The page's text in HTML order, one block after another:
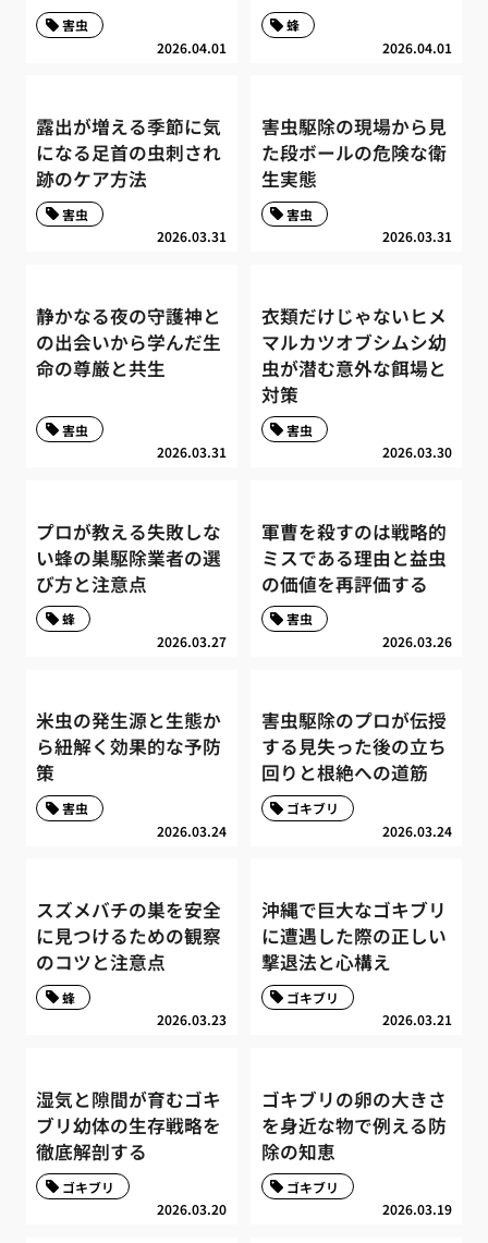
2026.04.01
害虫
2026.04.01
蜂
露出が増える季節に気
になる足首の虫刺され
跡のケア方法
2026.03.31
害虫
害虫駆除の現場から見
た段ボールの危険な衛
生実態
2026.03.31
害虫
静かなる夜の守護神と
の出会いから学んだ生
命の尊厳と共生
2026.03.31
害虫
衣類だけじゃないヒメ
マルカツオブシムシ幼
虫が潜む意外な餌場と
対策
2026.03.30
害虫
プロが教える失敗しな
い蜂の巣駆除業者の選
び方と注意点
2026.03.27
蜂
軍曹を殺すのは戦略的
ミスである理由と益虫
の価値を再評価する
2026.03.26
害虫
米虫の発生源と生態か
ら紐解く効果的な予防
策
2026.03.24
害虫
害虫駆除のプロが伝授
する見失った後の立ち
回りと根絶への道筋
2026.03.24
ゴキブリ
スズメバチの巣を安全
に見つけるための観察
のコツと注意点
2026.03.23
蜂
沖縄で巨大なゴキブリ
に遭遇した際の正しい
撃退法と心構え
2026.03.21
ゴキブリ
湿気と隙間が育むゴキ
ブリ幼体の生存戦略を
徹底解剖する
2026.03.20
ゴキブリ
ゴキブリの卵の大きさ
を身近な物で例える防
除の知恵
2026.03.19
ゴキブリ